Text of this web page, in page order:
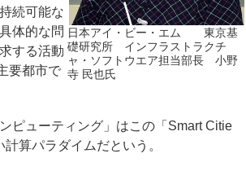
日本アイ・ビー・エム 東京基
礎研究所 インフラストラクチ
ャ・ソフトウエア担当部長 小野
寺 民也氏
続可能な
体的な問
する活動
要都市で
ピューティング」はこの「Smart Citie
算パラダイムだという。